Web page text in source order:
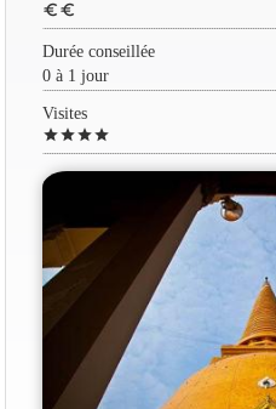
euro euro
Durée conseillée
0 à 1 jour
Visites
starstarstarstar